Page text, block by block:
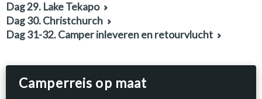
Dag 29. Lake Tekapo
Dag 30. Christchurch
Dag 31-32. Camper inleveren en retourvlucht
Camperreis op maat